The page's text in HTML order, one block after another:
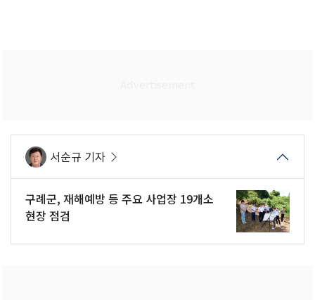
서순규 기자
구례군, 재해예방 등 주요 사업장 19개소
현장 점검